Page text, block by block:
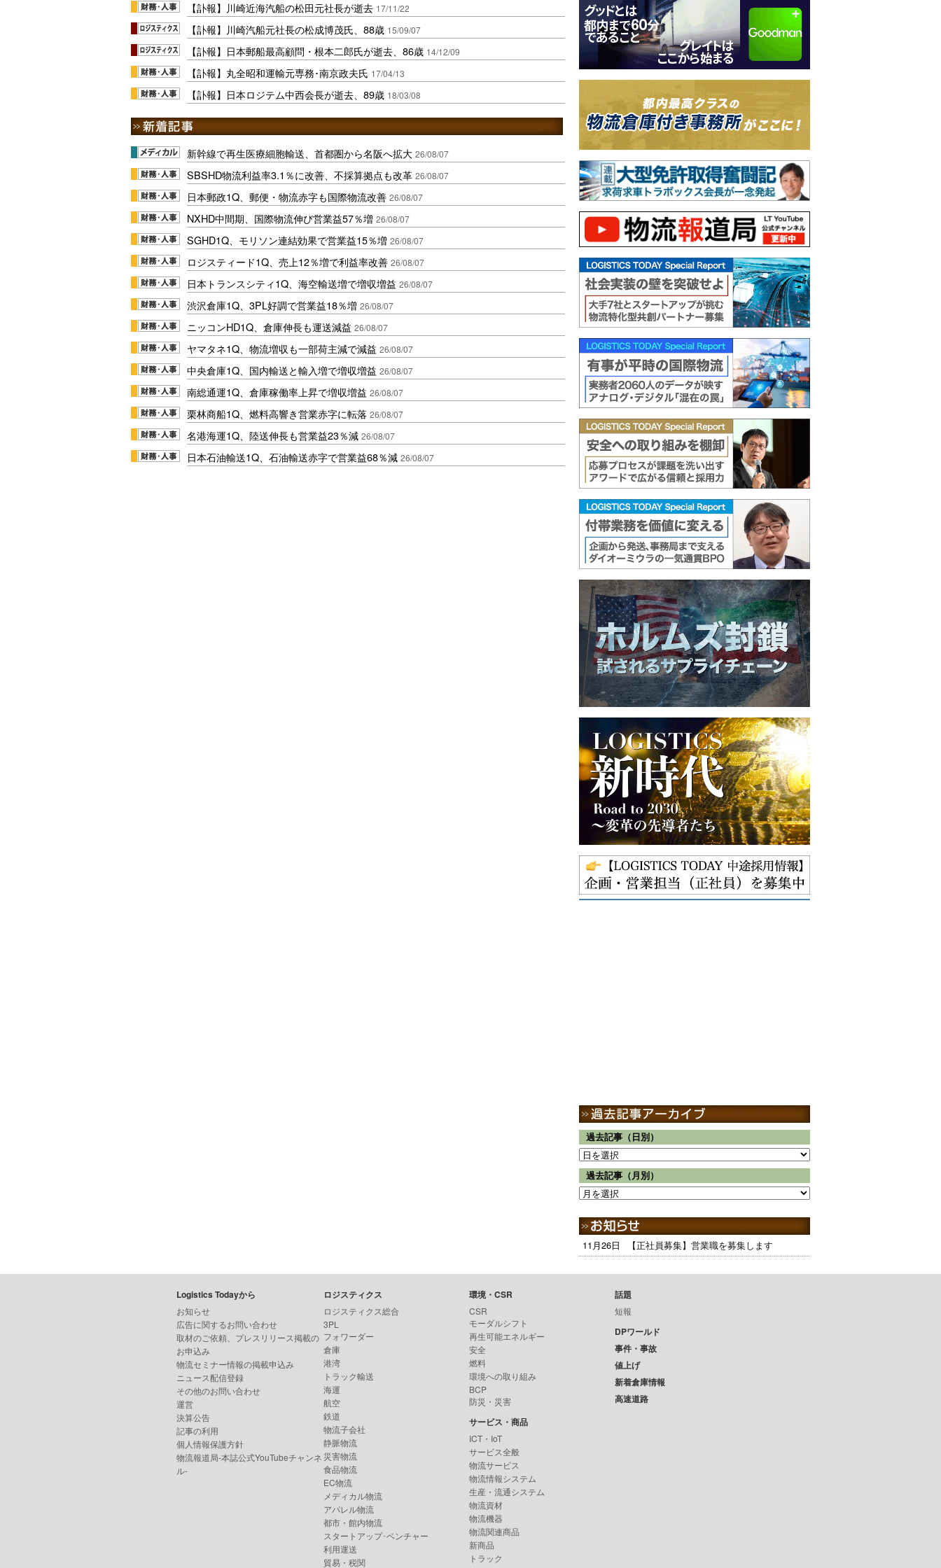
【訃報】川崎近海汽船の松田元社長が逝去 17/11/22
【訃報】川崎汽船元社長の松成博茂氏、88歳 15/09/07
【訃報】日本郵船最高顧問・根本二郎氏が逝去、86歳 14/12/09
【訃報】丸全昭和運輸元専務･南京政夫氏 17/04/13
【訃報】日本ロジテム中西会長が逝去、89歳 18/03/08
新幹線で再生医療細胞輸送、首都圏から名阪へ拡大 26/08/07
SBSHD物流利益率3.1％に改善、不採算拠点も改革 26/08/07
日本郵政1Q、郵便・物流赤字も国際物流改善 26/08/07
NXHD中間期、国際物流伸び営業益57％増 26/08/07
SGHD1Q、モリソン連結効果で営業益15％増 26/08/07
ロジスティード1Q、売上12％増で利益率改善 26/08/07
日本トランスシティ1Q、海空輸送増で増収増益 26/08/07
渋沢倉庫1Q、3PL好調で営業益18％増 26/08/07
ニッコンHD1Q、倉庫伸長も運送減益 26/08/07
ヤマタネ1Q、物流増収も一部荷主減で減益 26/08/07
中央倉庫1Q、国内輸送と輸入増で増収増益 26/08/07
南総通運1Q、倉庫稼働率上昇で増収増益 26/08/07
栗林商船1Q、燃料高響き営業赤字に転落 26/08/07
名港海運1Q、陸送伸長も営業益23％減 26/08/07
日本石油輸送1Q、石油輸送赤字で営業益68％減 26/08/07
過去記事（日別）
過去記事（月別）
11月26日 【正社員募集】営業職を募集します
Logistics Todayから
お知らせ
広告に関するお問い合わせ
取材のご依頼、プレスリリース掲載の
お申込み
物流セミナー情報の掲載申込み
ニュース配信登録
その他のお問い合わせ
運営
決算公告
記事の利用
個人情報保護方針
物流報道局-本誌公式YouTubeチャンネ
ル-
ロジスティクス
ロジスティクス総合
3PL
フォワーダー
倉庫
港湾
トラック輸送
海運
航空
鉄道
物流子会社
静脈物流
災害物流
食品物流
EC物流
メディカル物流
アパレル物流
都市・館内物流
スタートアップ･ベンチャー
利用運送
貿易・税関
環境・CSR
CSR
モーダルシフト
再生可能エネルギー
安全
燃料
環境への取り組み
BCP
防災・災害
サービス・商品
ICT・IoT
サービス全般
物流サービス
物流情報システム
生産・流通システム
物流資材
物流機器
物流関連商品
新商品
トラック
話題
短報
DPワールド
事件・事故
値上げ
新着倉庫情報
高速道路